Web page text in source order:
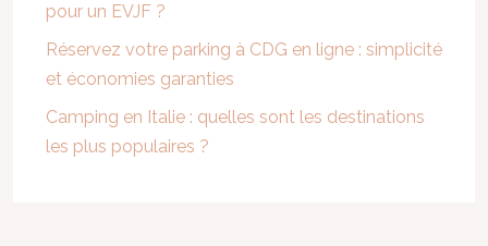
pour un EVJF ?
Réservez votre parking à CDG en ligne : simplicité
et économies garanties
Camping en Italie : quelles sont les destinations
les plus populaires ?